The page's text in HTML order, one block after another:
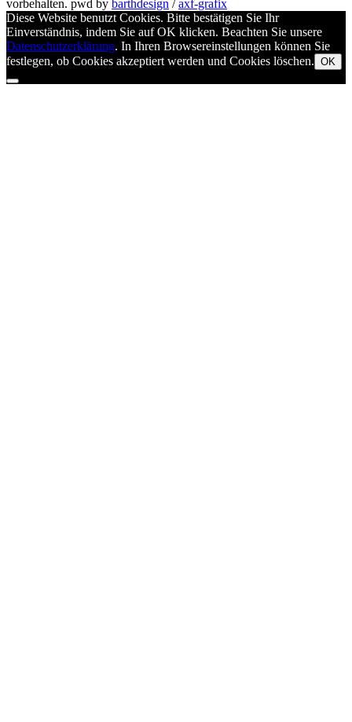
vorbehalten. pwd by barthdesign / axf-grafix
Diese Website benutzt Cookies. Bitte bestätigen Sie Ihr
Einverständnis, indem Sie auf OK klicken. Beachten Sie unsere
Datenschutzerklärung. In Ihren Browsereinstellungen können Sie
festlegen, ob Cookies akzeptiert werden und Cookies löschen. OK